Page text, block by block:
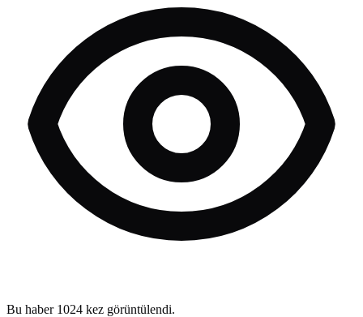
Bu haber 1024 kez görüntülendi.